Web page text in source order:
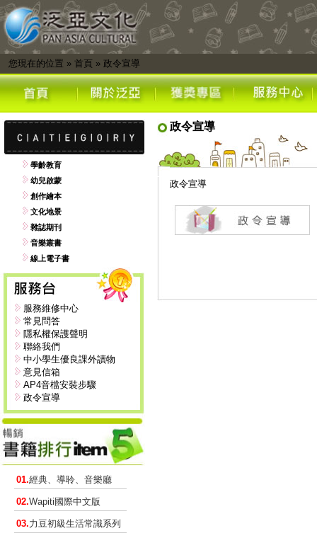
您現在的位置 » 首頁 » 政令宣導
學齡教育
幼兒啟蒙
創作繪本
文化地景
雜誌期刊
音樂叢書
線上電子書
服務維修中心
常見問答
隱私權保護聲明
聯絡我們
中小學生優良課外讀物
意見信箱
AP4音檔安裝步驟
政令宣導
01.經典、導聆、音樂廳
02.Wapiti國際中文版
03.力豆初級生活常識系列
政令宣導
政令宣導